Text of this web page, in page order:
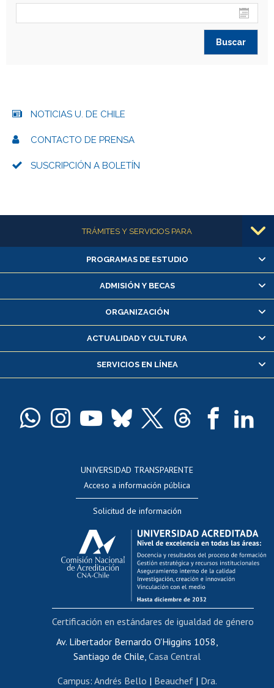
NOTICIAS U. DE CHILE
CONTACTO DE PRENSA
SUSCRIPCIÓN A BOLETÍN
Más informaciónTRÁMITES Y SERVICIOS PARA
Alumnas/os y exalumnas/os
Matrícula en línea
Inscripción y cambio de asignaturas
Consulta y certificado de notas
Servicio médico y dental
Pago de arancel y crédito alumnos
Docentes
Perfeccionamiento
Editar Portafolio Académico
Evaluación docente
Calificación académica
Postulación al AUCAI
Funcionarias/os
Cursos internos de capacitación
Bienestar del personal
Portal de movilidad interna
Certificado de renta
Certificado de renta honorarios
PROGRAMAS DE ESTUDIO
ADMISIÓN Y BECAS
ORGANIZACIÓN
ACTUALIDAD Y CULTURA
SERVICIOS EN LÍNEA
UNIVERSIDAD TRANSPARENTE
Acceso a información pública
Solicitud de información
Av. Libertador Bernardo O'Higgins 1058,
Santiago de Chile, Casa Central
Campus: Andrés Bello | Beauchef| Dra.
Certificación en estándares de igualdad de género